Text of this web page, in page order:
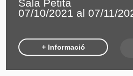
Sala Petita
07/10/2021 al 07/11/
+ Informació